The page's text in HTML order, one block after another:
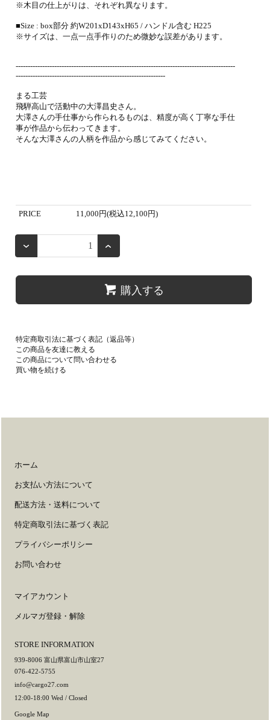
※木目の仕上がりは、それぞれ異なります。
■Size : box部分 約W201xD143xH65 / ハンドル含む H225
※サイズは、一点一点手作りのため微妙な誤差があります。
-------------------------------------------------------------------------------------------
--------------------------------------------------------------
まる工芸
飛騨高山で活動中の大澤昌史さん。
大澤さんの手仕事から作られるものは、精度が高く丁寧な手仕
事が作品から伝わってきます。
そんな大澤さんの人柄を作品から感じてみてください。
PRICE 11,000円(税込12,100円)
購入する
特定商取引法に基づく表記（返品等）
この商品を友達に教える
この商品について問い合わせる
買い物を続ける
ホーム
お支払い方法について
配送方法・送料について
特定商取引法に基づく表記
プライバシーポリシー
お問い合わせ
マイアカウント
メルマガ登録・解除
STORE INFORMATION
939-8006 富山県富山市山室27
076-422-5755
info@cargo27.com
12:00-18:00 Wed / Closed
Google Map